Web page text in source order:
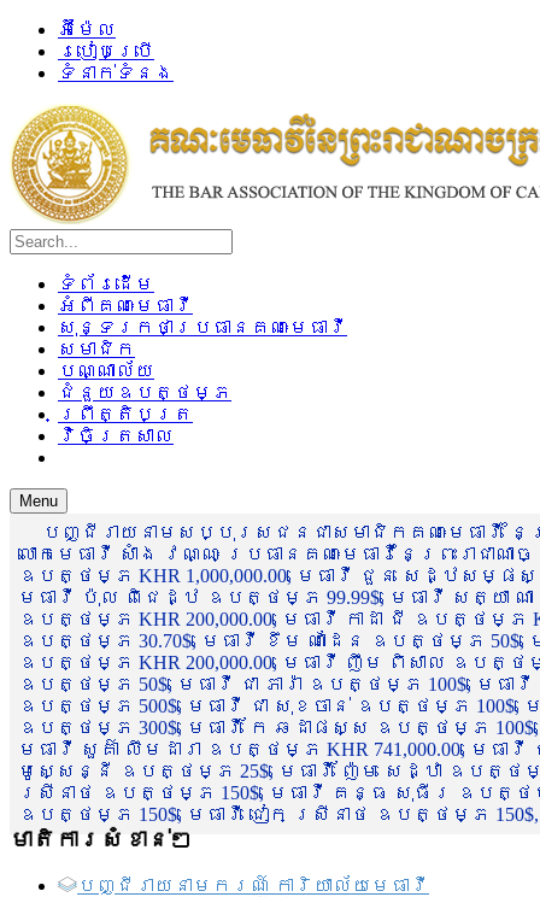
អ៊ីម៉ែល
របៀបប្រើ
ទំនាក់ទំនង
ទំព័រដើម
អំពីគណៈមេធាវី
សុន្ទរកថាប្រធានគណៈមេធាវី
សមាជិក
បណ្ណាល័យ
ជំនួយឧបត្ថម្ភ
ព្រឹត្តិបត្រ
វិចិត្រសាល
Menu
បញ្ជីរាយនាមសប្បុរសជនជាសមាជិកគណៈមេធាវី
លោកមេធាវី សាំង វណ្ណៈ ប្រធានគណៈមេធាវីនៃព្រះរា
ឧបត្ថម្ភ KHR 1,000,000.00, មេធាវី ជួន សេដ្ឋស
មេធាវី ប៉ុល ពិជេដ្ឋ ឧបត្ថម្ភ 99.99$, មេធាវី សត្យា ណ
ឧបត្ថម្ភ KHR 200,000.00, មេធាវី កាដា ជី ឧបត្ថម្ភ
ឧបត្ថម្ភ 30.70$, មេធាវី ខឹម ណាដែន ឧបត្ថម្ភ 50$,
ឧបត្ថម្ភ KHR 200,000.00, មេធាវី ញឹម ពិសាល ឧបត្ថ
ឧបត្ថម្ភ 50$, មេធាវី ជា ភារ៉ា ឧបត្ថម្ភ 100$, មេ
ឧបត្ថម្ភ 500$, មេធាវី ជា សុខចាន់ ឧបត្ថម្ភ
ឧបត្ថម្ភ 300$, មេធាវី កែ ឆដាផស្ស ឧបត្ថម្ភ
មេធាវី សួគ៌ា លឹមដារា ឧបត្ថម្ភ KHR 741,000.00, មេ
មូសេ្សន្នី ឧបត្ថម្ភ 25$, មេធាវី ញ៉ែម សេដ្ឋា ឧបត្ថ
ស្រីនាថ ឧបត្ថម្ភ 150$, មេធាវី គន្ធ សុធីរ ឧបត្ថម្ភ
ឧបត្ថម្ភ 150$, មេធាវី ជៀក ស្រីនាថ ឧបត្ថម្ភ 150$,
មាតិការសំខាន់ៗ
បញ្ជី​រាយ​នាមករណ៍ ការិយាល័យ​មេធាវី​